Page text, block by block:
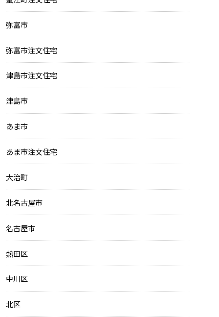
弥富市
弥富市注文住宅
津島市注文住宅
津島市
あま市
あま市注文住宅
大治町
北名古屋市
名古屋市
熱田区
中川区
北区